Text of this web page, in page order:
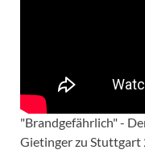
"Brandgefährlich" -
Gietinger zu Stuttgart